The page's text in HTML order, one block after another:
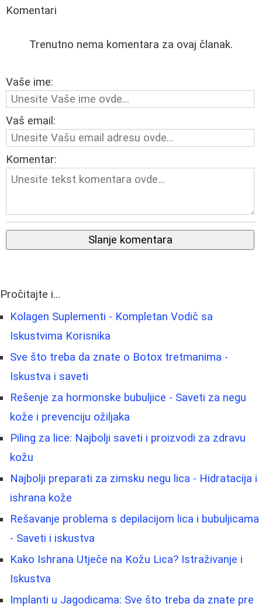
Komentari
Trenutno nema komentara za ovaj članak.
Vaše ime:
Vaš email:
Komentar:
Slanje komentara
Pročitajte i...
Kolagen Suplementi - Kompletan Vodič sa
Iskustvima Korisnika
Sve što treba da znate o Botox tretmanima -
Iskustva i saveti
Rešenje za hormonske bubuljice - Saveti za negu
kože i prevenciju ožiljaka
Piling za lice: Najbolji saveti i proizvodi za zdravu
kožu
Najbolji preparati za zimsku negu lica - Hidratacija i
ishrana kože
Rešavanje problema s depilacijom lica i bubuljicama
- Saveti i iskustva
Kako Ishrana Utječe na Kožu Lica? Istraživanje i
Iskustva
Implanti u Jagodicama: Sve što treba da znate pre